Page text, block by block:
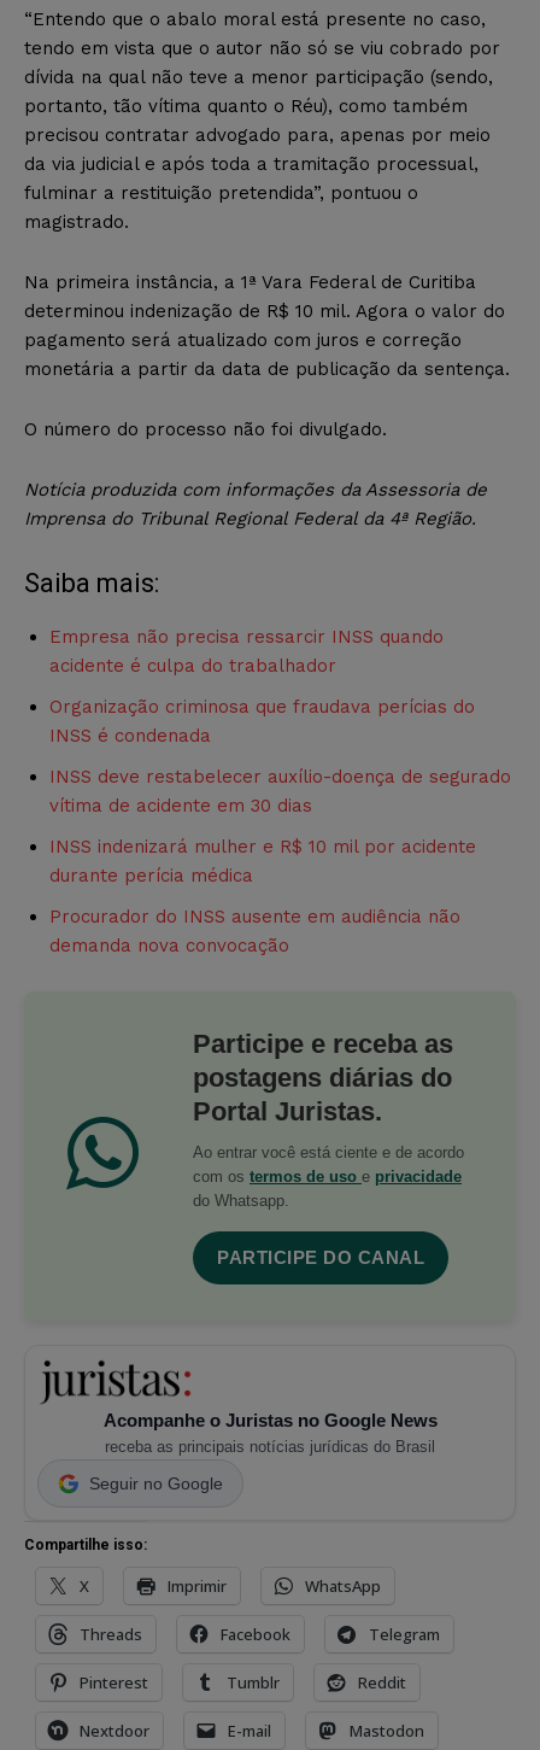
“Entendo que o abalo moral está presente no caso,
tendo em vista que o autor não só se viu cobrado por
dívida na qual não teve a menor participação (sendo,
portanto, tão vítima quanto o Réu), como também
precisou contratar advogado para, apenas por meio
da via judicial e após toda a tramitação processual,
fulminar a restituição pretendida”, pontuou o
magistrado.
Na primeira instância, a 1ª Vara Federal de Curitiba
determinou indenização de R$ 10 mil. Agora o valor do
pagamento será atualizado com juros e correção
monetária a partir da data de publicação da sentença.
O número do processo não foi divulgado.
Notícia produzida com informações da Assessoria de
Imprensa do Tribunal Regional Federal da 4ª Região.
Saiba mais:
Empresa não precisa ressarcir INSS quando
acidente é culpa do trabalhador
Organização criminosa que fraudava perícias do
INSS é condenada
INSS deve restabelecer auxílio-doença de segurado
vítima de acidente em 30 dias
INSS indenizará mulher e R$ 10 mil por acidente
durante perícia médica
Procurador do INSS ausente em audiência não
demanda nova convocação
Participe e receba as
postagens diárias do
Portal Juristas.
Ao entrar você está ciente e de acordo
com os termos de uso e privacidade
do Whatsapp.
PARTICIPE DO CANAL
Acompanhe o Juristas no Google News
receba as principais notícias jurídicas do Brasil
Seguir no Google
Compartilhe isso:
X Imprimir WhatsApp
Threads Facebook Telegram
Pinterest Tumblr Reddit
Nextdoor E-mail Mastodon